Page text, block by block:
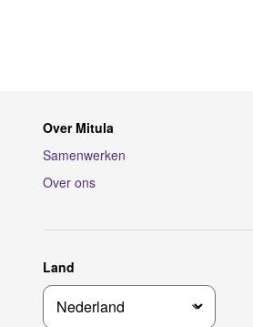
Over Mitula
Samenwerken
Over ons
Land